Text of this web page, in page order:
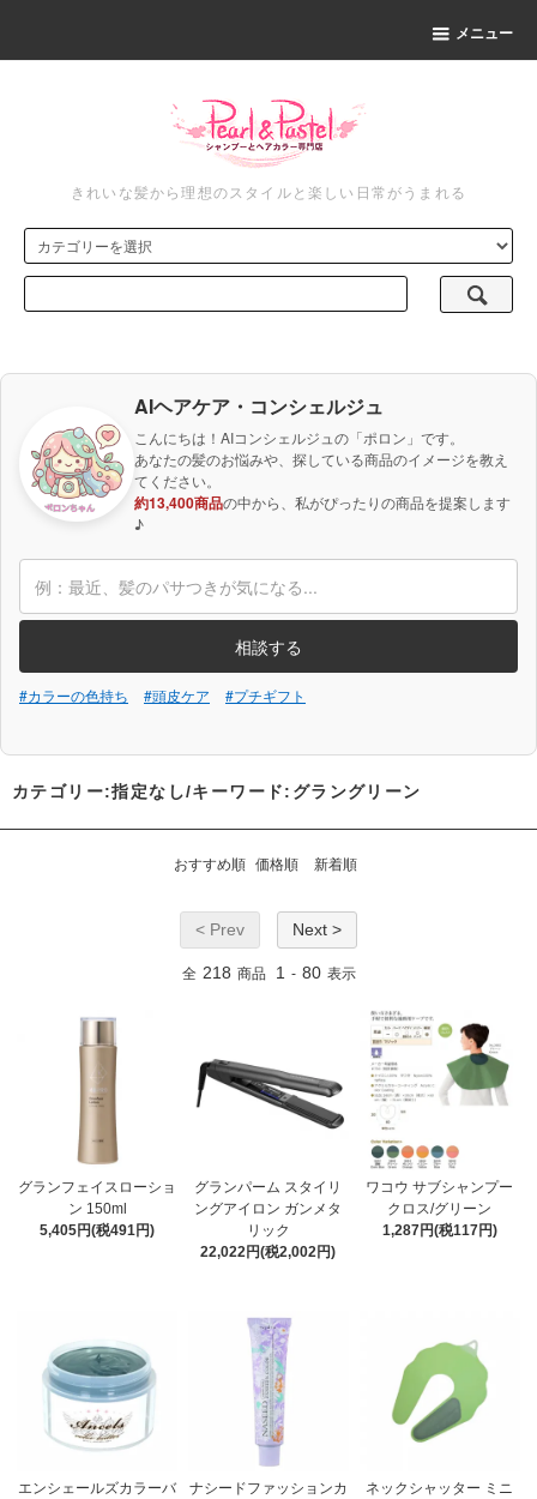
メニュー
きれいな髪から理想のスタイルと楽しい日常がうまれる
AIヘアケア・コンシェルジュ
こんにちは！AIコンシェルジュの「ポロン」です。
あなたの髪のお悩みや、探している商品のイメージを教え
てください。
約13,400商品の中から、私がぴったりの商品を提案します
♪
相談する
#カラーの色持ち #頭皮ケア #プチギフト
カテゴリー:指定なし/キーワード:グラングリーン
おすすめ順 価格順 新着順
< Prev Next >
全 218 商品 1 - 80 表示
グランフェイスローショ
ン 150ml
5,405円(税491円)
グランパーム スタイリ
ングアイロン ガンメタ
リック
22,022円(税2,002円)
ワコウ サブシャンプー
クロス/グリーン
1,287円(税117円)
エンシェールズカラーバ
ナシードファッションカ
ネックシャッター ミニ